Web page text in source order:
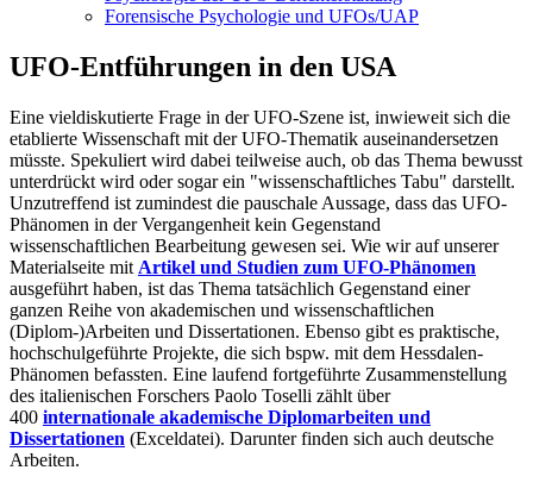
Forensische Psychologie und UFOs/UAP
UFO-Entführungen in den USA
Eine vieldiskutierte Frage in der UFO-Szene ist, inwieweit sich die
etablierte Wissenschaft mit der UFO-Thematik auseinandersetzen
müsste. Spekuliert wird dabei teilweise auch, ob das Thema bewusst
unterdrückt wird oder sogar ein "wissenschaftliches Tabu" darstellt.
Unzutreffend ist zumindest die pauschale Aussage, dass das UFO-
Phänomen in der Vergangenheit kein Gegenstand
wissenschaftlichen Bearbeitung gewesen sei. Wie wir auf unserer
Materialseite mit Artikel und Studien zum UFO-Phänomen
ausgeführt haben, ist das Thema tatsächlich Gegenstand einer
ganzen Reihe von akademischen und wissenschaftlichen
(Diplom-)Arbeiten und Dissertationen. Ebenso gibt es praktische,
hochschulgeführte Projekte, die sich bspw. mit dem Hessdalen-
Phänomen befassten. Eine laufend fortgeführte Zusammenstellung
des italienischen Forschers Paolo Toselli zählt über
400 internationale akademische Diplomarbeiten und
Dissertationen (Exceldatei). Darunter finden sich auch deutsche
Arbeiten.